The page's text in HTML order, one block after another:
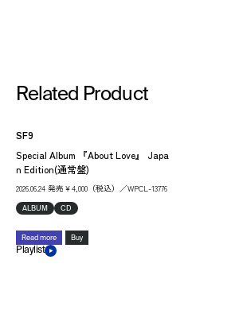
Related Product
SF9
Special Album 『About Love』 Japa
n Edition(通常盤)
2026.06.24 発売￥4,000（税込）／WPCL-13776
ALBUM CD
Read more Buy
Playlist